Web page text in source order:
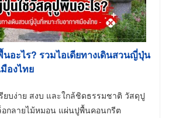
อะไร? รวมไอเดียทางเดินสวนญี่ปุ่น
องไทย
บง่าย สงบ และใกล้ชิดธรรมชาติ วัสดุปู
กลายไม้หมอน แผ่นปูพื้นคอนกรีต